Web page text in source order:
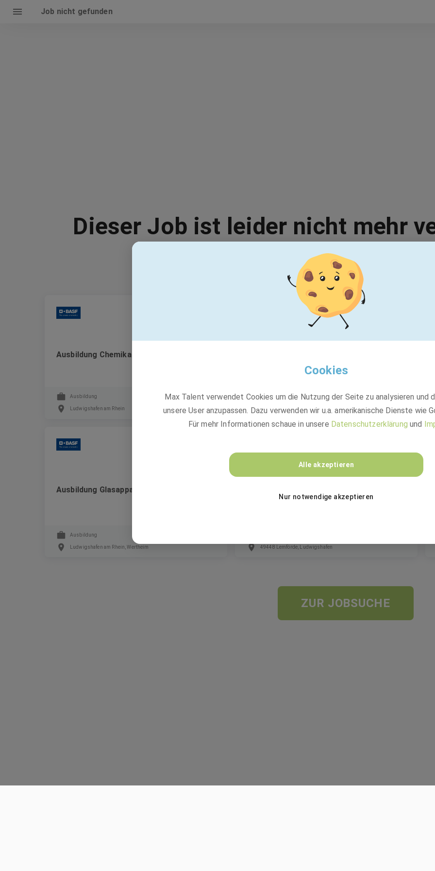
Job nicht gefunden
Dieser Job ist leider nicht mehr
Vielleicht passt einer dieser Jobs:
Ausbildung Chemikant:in (m/w/d)
Ausbildung
Ludwigshafen am Rhein
Freiwilliges Praktikum, Freiwilliges Praktikum
Ludwigshafen am Rhein, Limburgerhof, 67117 Limburgerhof
Ausbildung Glasapparatebauer:in (w/m/d)
Ausbildung
Ludwigshafen am Rhein, Wertheim 49448 Lemförde, Ludwigshafen
ZUR JOBSUCHE
Cookies
Max Talent verwendet Cookies um die Nutzung der Seite zu analysieren und
unsere User anzupassen. Dazu verwenden wir u.a. amerikanische Dienste wie
Für mehr Informationen schaue in unsere Datenschutzerklärung und
Alle akzeptieren
Nur notwendige akzeptieren